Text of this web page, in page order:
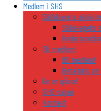
Medlem i SHS
Sällskapets
Sällskapets
Bli medlem!
Bli medlem!
Betalning
Ge en gåva!
SHS vapen
Kontakt